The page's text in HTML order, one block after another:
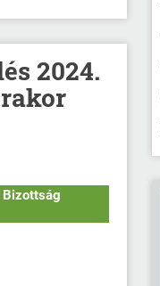
2024.